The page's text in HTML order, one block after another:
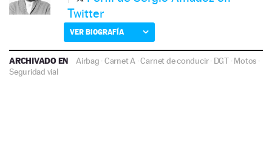
Twitter
VER BIOGRAFÍA
ARCHIVADO EN Airbag ·Carnet A ·Carnet de conducir· DGT·Motos ·
Seguridad vial